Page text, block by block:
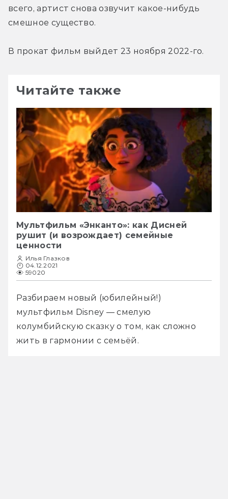
всего, артист снова озвучит какое-нибудь
смешное существо.
В прокат фильм выйдет 23 ноября 2022-го.
Читайте также
Мультфильм «Энканто»: как Дисней
рушит (и возрождает) семейные
ценности
Илья Глазков
04.12.2021
59020
Разбираем новый (юбилейный!)
мультфильм Disney — смелую
колумбийскую сказку о том, как сложно
жить в гармонии с семьёй.